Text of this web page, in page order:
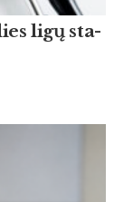
ligų sta­